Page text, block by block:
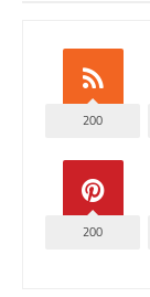
200
200